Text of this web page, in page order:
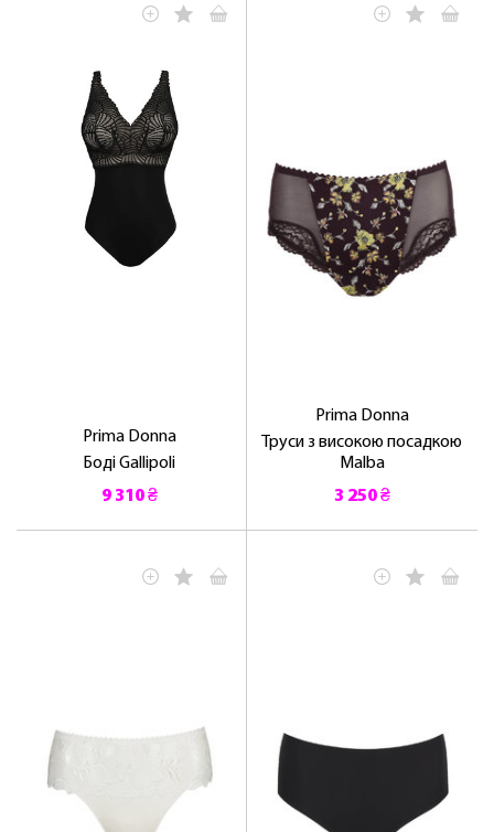
Prima Donna
Боді Gallipoli
9 310 ₴
Prima Donna
Труси з високою посадкою
Malba
3 250 ₴